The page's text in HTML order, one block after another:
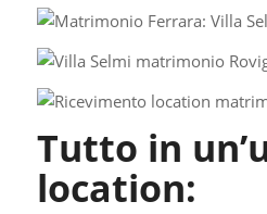
Tutto in
location: